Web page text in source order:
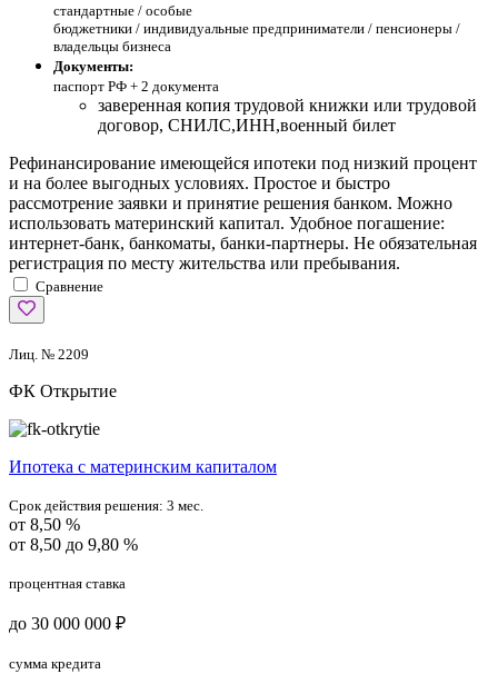
стандартные / особые
бюджетники / индивидуальные предприниматели / пенсионеры /
владельцы бизнеса
Документы:
паспорт РФ + 2 документа
заверенная копия трудовой книжки или трудовой
договор, СНИЛС,ИНН,военный билет
Рефинансирование имеющейся ипотеки под низкий процент
и на более выгодных условиях. Простое и быстро
рассмотрение заявки и принятие решения банком. Можно
использовать материнский капитал. Удобное погашение:
интернет-банк, банкоматы, банки-партнеры. Не обязательная
регистрация по месту жительства или пребывания.
Сравнение
Лиц. № 2209
ФК Открытие
Ипотека с материнским капиталом
Срок действия решения: 3 мес.
от 8,50 %
от 8,50 до 9,80 %
процентная ставка
до 30 000 000 ₽
сумма кредита